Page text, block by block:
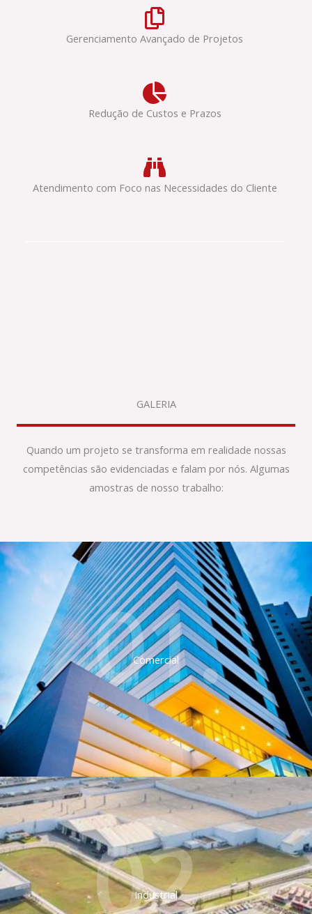
Gerenciamento Avançado de Projetos
Redução de Custos e Prazos
Atendimento com Foco nas Necessidades do Cliente
GALERIA
Quando um projeto se transforma em realidade nossas
competências são evidenciadas e falam por nós. Algumas
amostras de nosso trabalho:
Comercial
01.
Industrial
02.